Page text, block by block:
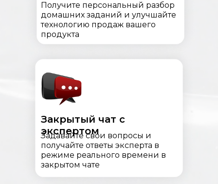
Получите персональный разбор
домашних заданий и улучшайте
технологию продаж вашего
продукта
Задавайте свои вопросы и
получайте ответы эксперта в
режиме реального времени в
закрытом чате
Закрытый чат с
экспертом